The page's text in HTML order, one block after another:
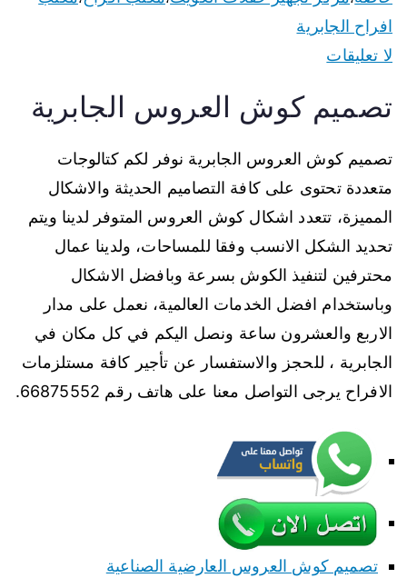
افراح الجابرية
لا تعليقات
تصميم كوش العروس الجابرية
تصميم كوش العروس الجابرية نوفر لكم كتالوجات
متعددة تحتوى على كافة التصاميم الحديثة والاشكال
المميزة، تتعدد اشكال كوش العروس المتوفر لدينا ويتم
تحديد الشكل الانسب وفقا للمساحات، ولدينا عمال
محترفين لتنفيذ الكوش بسرعة وبافضل الاشكال
وباستخدام افضل الخدمات العالمية، نعمل على مدار
الاربع والعشرون ساعة ونصل اليكم في كل مكان في
الجابرية ، للحجز والاستفسار عن تأجير كافة مستلزمات
الافراح يرجى التواصل معنا على هاتف رقم 66875552.
تصميم كوش العروس العارضية الصناعية